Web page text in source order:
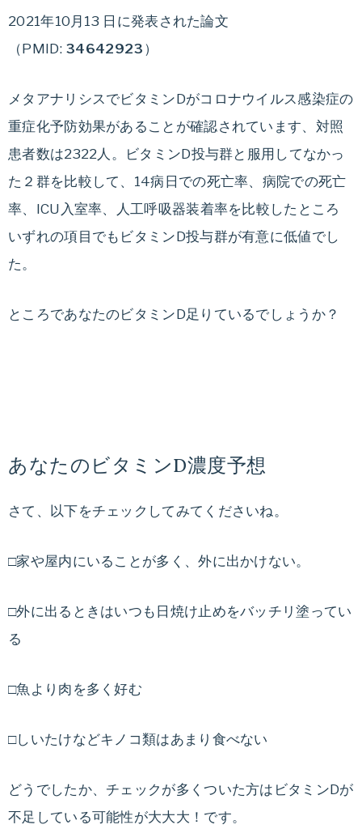
す。
2021年10月13 日に発表された論文
（PMID: 34642923 ）
メタアナリシスでビタミンDがコロナウイルス感染症の
重症化予防効果があることが確認されています、対照
患者数は2322人。ビタミンD投与群と服用してなかっ
た２群を比較して、14病日での死亡率、病院での死亡
率、ICU入室率、人工呼吸器装着率を比較したところ
いずれの項目でもビタミンD投与群が有意に低値でし
た。
ところであなたのビタミンD足りているでしょうか？
あなたのビタミンD濃度予想
さて、以下をチェックしてみてくださいね。
□家や屋内にいることが多く、外に出かけない。
□外に出るときはいつも日焼け止めをバッチリ塗ってい
る
□魚より肉を多く好む
□しいたけなどキノコ類はあまり食べない
どうでしたか、チェックが多くついた方はビタミンDが
不足している可能性が大大大！です。